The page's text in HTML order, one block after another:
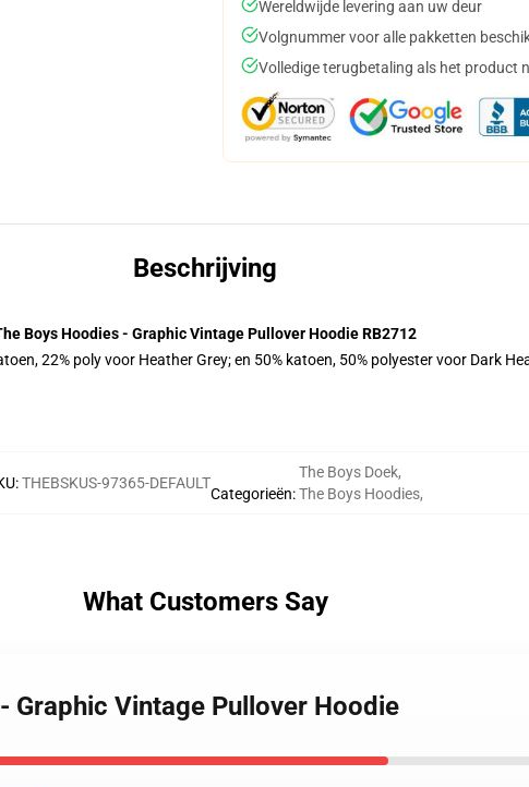
Wereldwijde levering aan uw deur
Volgnummer voor alle pakketten
Volledige terugbetaling als het product
Beschrijving
Boys Hoodies - Graphic Vintage Pullover Hoodie RB2712
22% poly voor Heather Grey; en 50% katoen, 50% polyester voor Dark
:THEBSKUS-97365-DEFAULT
Categorieën:
The Boys Doek,
The Boys Hoodies,
What Customers Say
Graphic Vintage Pullover Hoodie